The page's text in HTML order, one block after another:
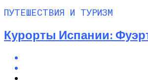
ПУТЕШЕСТВИЯ И ТУРИЗМ
Курорты Испании: